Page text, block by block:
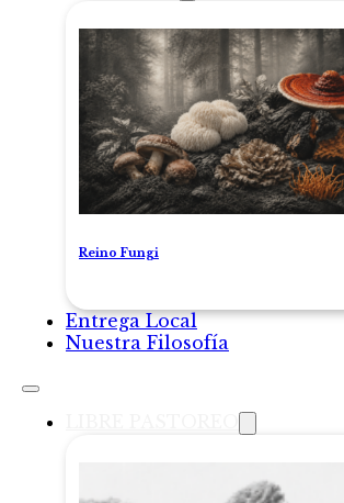
Reino Fungi
Entrega Local
Nuestra Filosofía